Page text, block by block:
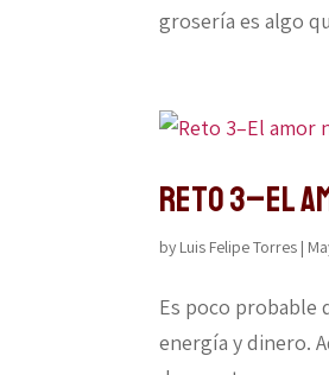
grosería es algo
Reto 3–El
by Luis Felipe Torres |
Es poco probable
energía y dinero.